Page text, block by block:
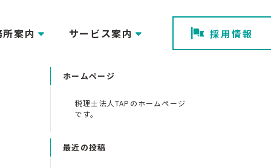
案内 サービス案内 採用情報
ホームページ
税理士法人TAPのホームページ
です。
最近の投稿